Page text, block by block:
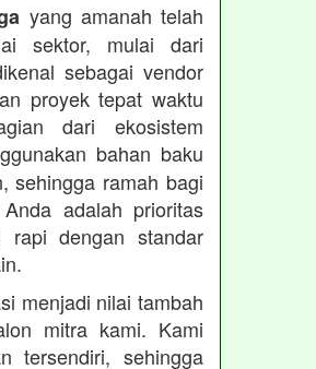
yang amanah telah
sektor, mulai dari
sebagai vendor
proyek tepat waktu
dari ekosistem
bahan baku
sehingga ramah bagi
adalah prioritas
rapi dengan standar
menjadi nilai tambah
mitra kami. Kami
tersendiri, sehingga